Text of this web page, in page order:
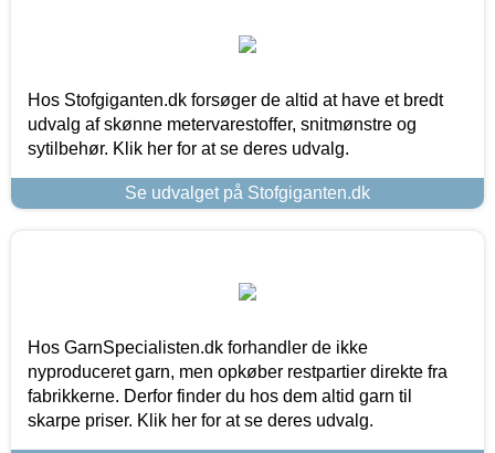
Hos Stofgiganten.dk forsøger de altid at have et bredt
udvalg af skønne metervarestoffer, snitmønstre og
sytilbehør. Klik her for at se deres udvalg.
Se udvalget på Stofgiganten.dk
Hos GarnSpecialisten.dk forhandler de ikke
nyproduceret garn, men opkøber restpartier direkte fra
fabrikkerne. Derfor finder du hos dem altid garn til
skarpe priser. Klik her for at se deres udvalg.